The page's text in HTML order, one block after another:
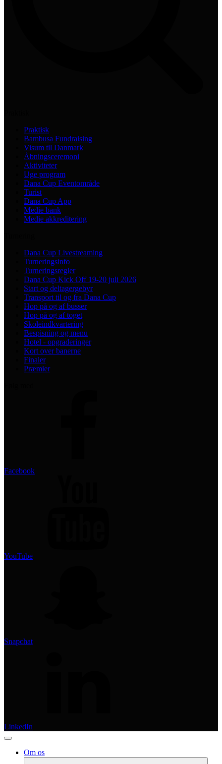
Praktisk
Bambusa Fundraising
Visum til Danmark
Åbningsceremoni
Aktiviteter
Uge program
Dana Cup Eventområde
Turist
Dana Cup App
Medie bank
Medie akkreditering
Dana Cup Livestreaming
Turneringsinfo
Turneringsregler
Dana Cup Kick Off 19-20 juli 2026
Start og deltagergebyr
Transport til og fra Dana Cup
Hop på og af busser
Hop på og af toget
Skoleindkvartering
Bespisning og menu
Hotel - opgraderinger
Kort over banerne
Finaler
Præmier
Facebook
YouTube
Snapchat
LinkedIn
Om os